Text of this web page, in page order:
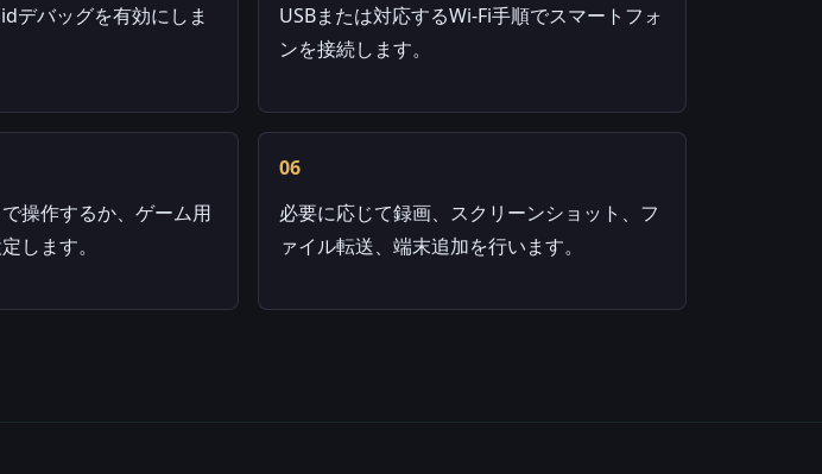
デバッグを有効にしま
USBまたは対応するWi-Fi手順でスマートフォ
ンを接続します。
操作するか、ゲーム用
します。
06
必要に応じて録画、スクリーンショット、フ
ァイル転送、端末追加を行います。